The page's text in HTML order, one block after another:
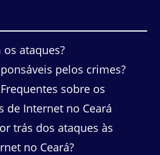
ataques?
pelos crimes?
sobre os
de Internet no Ceará
trás dos ataques às
no Ceará?